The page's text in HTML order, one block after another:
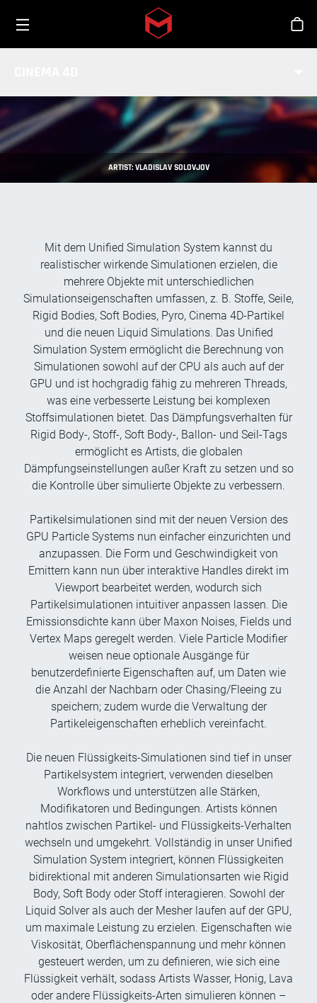
Skip to main content
ARTIST: VLADISLAV SOLOVJOV
Mit dem Unified Simulation System kannst du
realistischer wirkende Simulationen erzielen, die
mehrere Objekte mit unterschiedlichen
Simulationseigenschaften umfassen, z. B. Stoffe, Seile,
Rigid Bodies, Soft Bodies, Pyro, Cinema 4D-Partikel
und die neuen Liquid Simulations. Das Unified
Simulation System ermöglicht die Berechnung von
Simulationen sowohl auf der CPU als auch auf der
GPU und ist hochgradig fähig zu mehreren Threads,
was eine verbesserte Leistung bei komplexen
Stoffsimulationen bietet. Das Dämpfungsverhalten für
Rigid Body-, Stoff-, Soft Body-, Ballon- und Seil-Tags
ermöglicht es Artists, die globalen
Dämpfungseinstellungen außer Kraft zu setzen und so
die Kontrolle über simulierte Objekte zu verbessern.
Partikelsimulationen sind mit der neuen Version des
GPU Particle Systems nun einfacher einzurichten und
anzupassen. Die Form und Geschwindigkeit von
Emittern kann nun über interaktive Handles direkt im
Viewport bearbeitet werden, wodurch sich
Partikelsimulationen intuitiver anpassen lassen. Die
Emissionsdichte kann über Maxon Noises, Fields und
Vertex Maps geregelt werden. Viele Particle Modifier
weisen neue optionale Ausgänge für
benutzerdefinierte Eigenschaften auf, um Daten wie
die Anzahl der Nachbarn oder Chasing/Fleeing zu
speichern; zudem wurde die Verwaltung der
Partikeleigenschaften erheblich vereinfacht.
Die neuen Flüssigkeits-Simulationen sind tief in unser
Partikelsystem integriert, verwenden dieselben
Workflows und unterstützen alle Stärken,
Modifikatoren und Bedingungen. Artists können
nahtlos zwischen Partikel- und Flüssigkeits-Verhalten
wechseln und umgekehrt. Vollständig in unser Unified
Simulation System integriert, können Flüssigkeiten
bidirektional mit anderen Simulationsarten wie Rigid
Body, Soft Body oder Stoff interagieren. Sowohl der
Liquid Solver als auch der Mesher laufen auf der GPU,
um maximale Leistung zu erzielen. Eigenschaften wie
Viskosität, Oberflächenspannung und mehr können
gesteuert werden, um zu definieren, wie sich eine
Flüssigkeit verhält, sodass Artists Wasser, Honig, Lava
oder andere Flüssigkeits-Arten simulieren können –